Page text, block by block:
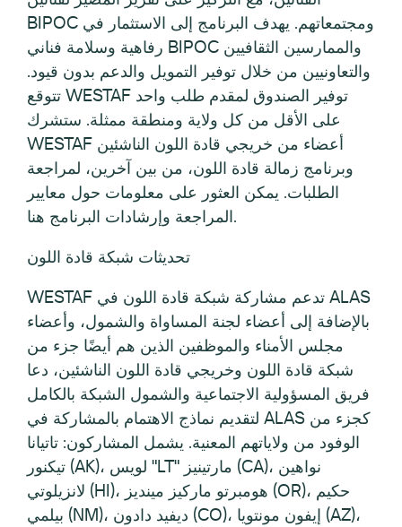
BIPOC ومجتمعاتهم. يهدف البرنامج إلى الاستثمار في
رفاهية وسلامة فناني BIPOC والممارسين الثقافيين
والتعاونيين من خلال توفير التمويل والدعم بدون قيود.
تتوقع WESTAF توفير الصندوق لمقدم طلب واحد
على الأقل من كل ولاية ومنطقة ممثلة. ستشرك
WESTAF أعضاء من خريجي قادة اللون الناشئين
وبرنامج زمالة قادة اللون، من بين آخرين، لمراجعة
الطلبات. يمكن العثور على معلومات حول معايير
المراجعة وإرشادات البرنامج هنا.
WESTAF تدعم مشاركة شبكة قادة اللون في ALAS
بالإضافة إلى أعضاء لجنة المساواة والشمول، وأعضاء
مجلس الأمناء والموظفين الذين هم أيضًا جزء من
شبكة قادة اللون وخريجي قادة اللون الناشئين، دعا
فريق المسؤولية الاجتماعية والشمول الشبكة بالكامل
لتقديم نماذج الاهتمام بالمشاركة في ALAS كجزء من
الوفود من ولاياتهم المعنية. يشمل المشاركون: تاتيانا
تيكنور (AK)، لويس "LT" مارتينيز (CA)، نواهين
لانزيلوتي (HI)، هومبرتو ماركيز مينديز (OR)، حكيم
بيلمي (NM)، ديفيد دادون (CO)، إيفون مونتويا (AZ)،